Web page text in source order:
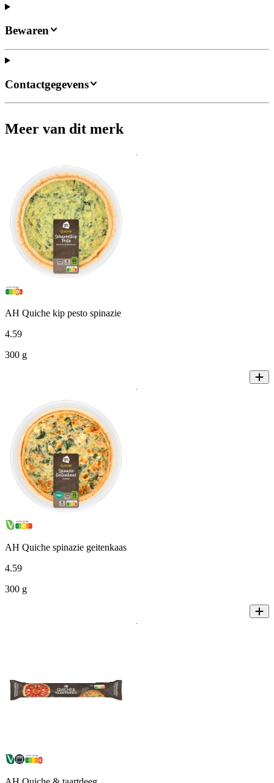
Bewaren
Contactgegevens
Meer van dit merk
AH Quiche kip pesto spinazie
4.59
300 g
AH Quiche spinazie geitenkaas
4.59
300 g